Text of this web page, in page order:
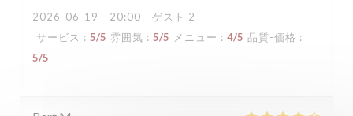
2026-06-19 - 20:00 - ゲスト 2
サービス : 5/5 雰囲気 : 5/5 メニュー : 4/5 品質-価格 :
5/5